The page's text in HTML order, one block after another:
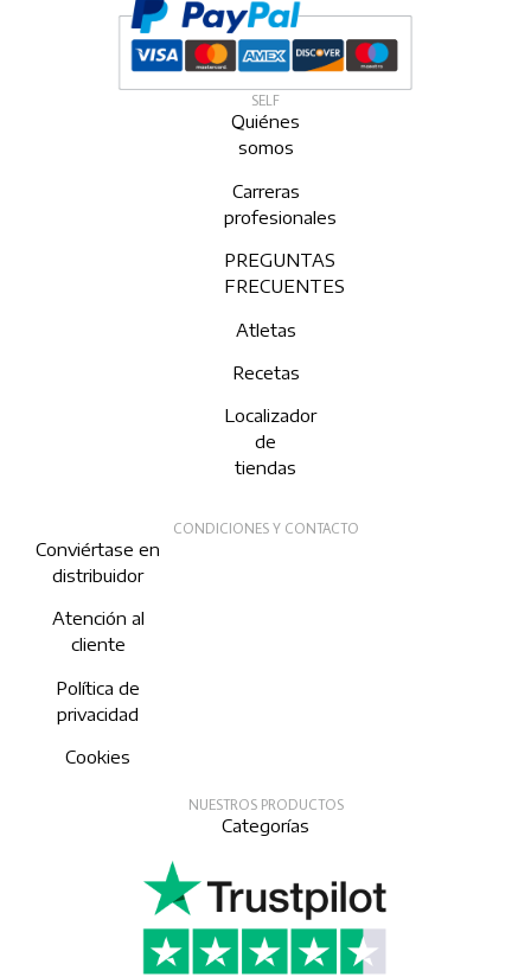
SELF
Quiénes
somos
Carreras
profesionales
PREGUNTAS
FRECUENTES
Atletas
Recetas
Localizador
de
tiendas
CONDICIONES Y CONTACTO
Conviértase en
distribuidor
Atención al
cliente
Política de
privacidad
Cookies
NUESTROS PRODUCTOS
Categorías